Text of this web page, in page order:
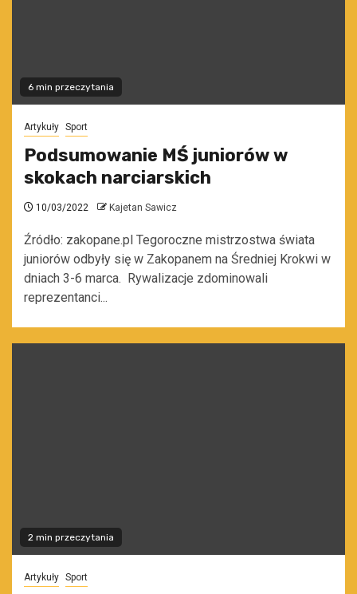
6 min przeczytania
Artykuły Sport
Podsumowanie MŚ juniorów w
skokach narciarskich
10/03/2022 Kajetan Sawicz
Źródło: zakopane.pl Tegoroczne mistrzostwa świata
juniorów odbyły się w Zakopanem na Średniej Krokwi w
dniach 3-6 marca. Rywalizacje zdominowali
reprezentanci...
2 min przeczytania
Artykuły Sport